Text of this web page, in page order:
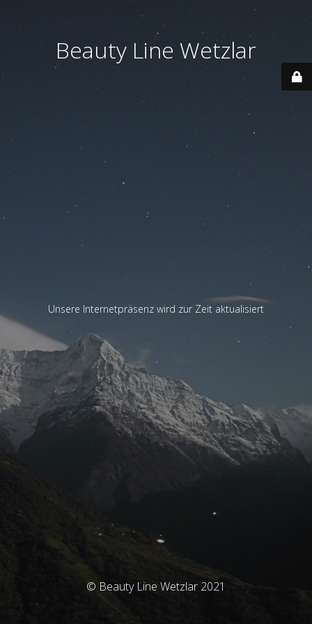
Beauty Line Wetzlar
Unsere Internetpräsenz wird zur Zeit aktualisiert
© Beauty Line Wetzlar 2021